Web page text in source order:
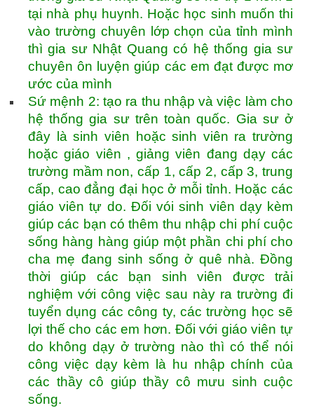
tại nhà phụ huynh. Hoặc học sinh muốn thi
vào trường chuyên lớp chọn của tỉnh mình
thì gia sư Nhật Quang có hệ thống gia sư
chuyên ôn luyện giúp các em đạt được mơ
ước của mình
Sứ mệnh 2: tạo ra thu nhập và việc làm cho
hệ thống gia sư trên toàn quốc. Gia sư ở
đây là sinh viên hoặc sinh viên ra trường
hoặc giáo viên , giảng viên đang dạy các
trường mầm non, cấp 1, cấp 2, cấp 3, trung
cấp, cao đẳng đại học ở mỗi tỉnh. Hoặc các
giáo viên tự do. Đối vói sinh viên dạy kèm
giúp các bạn có thêm thu nhập chi phí cuộc
sống hàng hàng giúp một phần chi phí cho
cha mẹ đang sinh sống ở quê nhà. Đồng
thời giúp các bạn sinh viên được trải
nghiệm với công việc sau này ra trường đi
tuyển dụng các công ty, các trường học sẽ
lợi thế cho các em hơn. Đối với giáo viên tự
do không dạy ở trường nào thì có thể nói
công việc dạy kèm là hu nhập chính của
các thầy cô giúp thầy cô mưu sinh cuộc
sống.